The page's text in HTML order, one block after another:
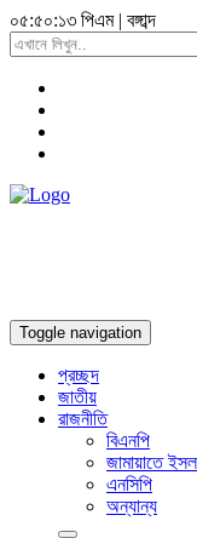
০৫:৫০:১৪ পিএম| বঙ্গাব্দ
Toggle navigation
প্রচ্ছদ
জাতীয়
রাজনীতি
বিএনপি
জামায়াতে
এনসিপি
অন্যান্য